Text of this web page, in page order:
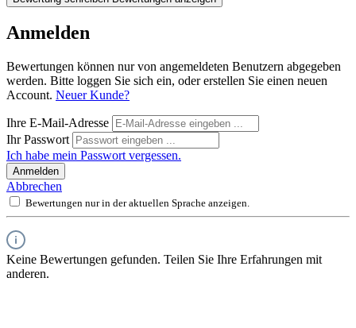
Anmelden
Bewertungen können nur von angemeldeten Benutzern abgegeben
werden. Bitte loggen Sie sich ein, oder erstellen Sie einen neuen
Account. Neuer Kunde?
Ihre E-Mail-Adresse
Ihr Passwort
Ich habe mein Passwort vergessen.
Anmelden
Abbrechen
Bewertungen nur in der aktuellen Sprache anzeigen.
Keine Bewertungen gefunden. Teilen Sie Ihre Erfahrungen mit
anderen.